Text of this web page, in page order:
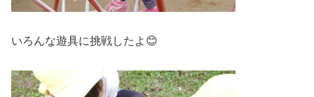
いろんな遊具に挑戦したよ😊